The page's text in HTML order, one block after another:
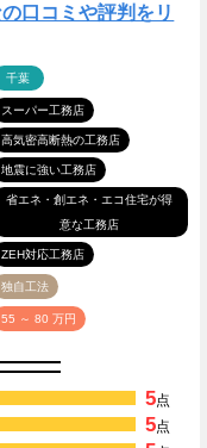
口コミや評判をリ
千葉
スーパー工務店
高気密高断熱の工務店
地震に強い工務店
省エネ・創エネ・エコ住宅が得
意な工務店
ZEH対応工務店
独自工法
55 ～ 80 万円
5点
5点